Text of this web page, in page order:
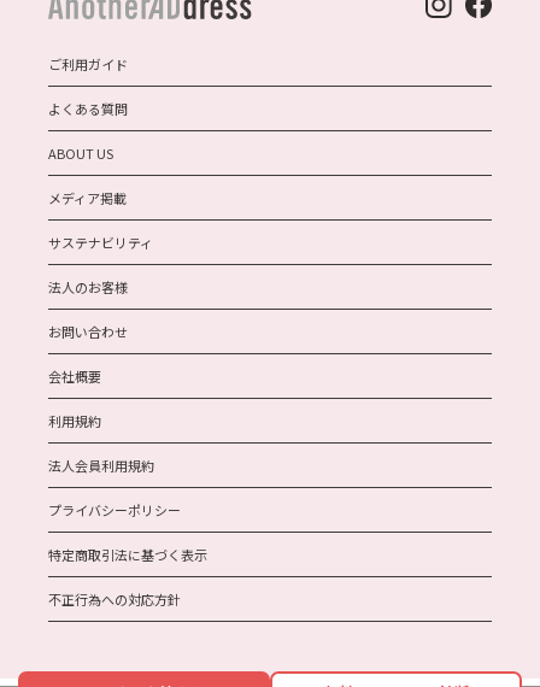
ご利用ガイド
よくある質問
ABOUT US
メディア掲載
サステナビリティ
法人のお客様
お問い合わせ
会社概要
利用規約
法人会員利用規約
プライバシーポリシー
特定商取引法に基づく表示
不正行為への対応方針